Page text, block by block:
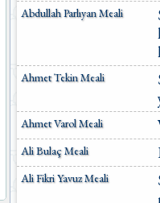
Abdullah Parlıyan Meali
Ahmet Tekin Meali
Ahmet Varol Meali
Ali Bulaç Meali
Ali Fikri Yavuz Meali